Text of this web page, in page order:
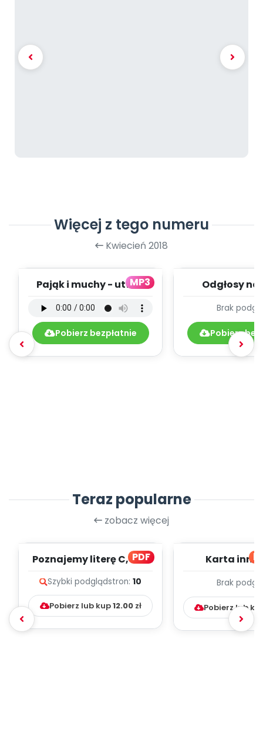
Więcej z tego numeru
Kwiecień 2018
MP3
Pająk i muchy - utwór
mp3)
Pobierz bezpłatnie
Odgłosy na
Brak
Pobierz
Teraz popularne
zobacz więcej
PDF
Poznajemy literę C, cz. 1
Szybki podglądstron: 10
Pobierz lub kup12.00zł
Karta
Brak
Pobierz lub